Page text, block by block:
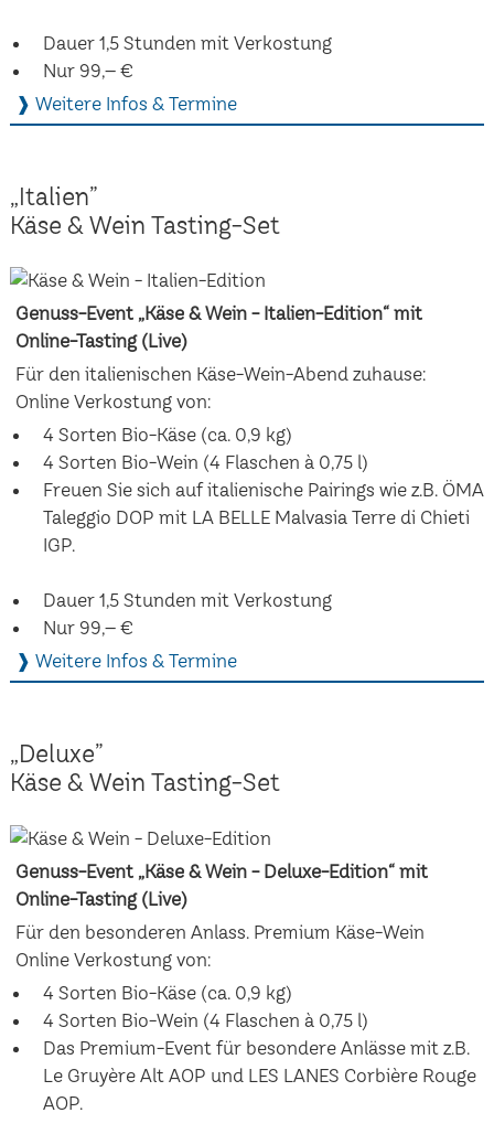
Dauer 1,5 Stunden mit Verkostung
Nur 99,– €
❱ Weitere Infos & Termine
„Italien”
Käse & Wein Tasting-Set
Genuss-Event „Käse & Wein - Italien-Edition“ mit
Online-Tasting (Live)
Für den italienischen Käse-Wein-Abend zuhause:
Online Verkostung von:
4 Sorten Bio-Käse (ca. 0,9 kg)
4 Sorten Bio-Wein (4 Flaschen à 0,75 l)
Freuen Sie sich auf italienische Pairings wie z.B. ÖMA
Taleggio DOP mit LA BELLE Malvasia Terre di Chieti
IGP.
Dauer 1,5 Stunden mit Verkostung
Nur 99,– €
❱ Weitere Infos & Termine
„Deluxe”
Käse & Wein Tasting-Set
Genuss-Event „Käse & Wein - Deluxe-Edition“ mit
Online-Tasting (Live)
Für den besonderen Anlass. Premium Käse-Wein
Online Verkostung von:
4 Sorten Bio-Käse (ca. 0,9 kg)
4 Sorten Bio-Wein (4 Flaschen à 0,75 l)
Das Premium-Event für besondere Anlässe mit z.B.
Le Gruyère Alt AOP und LES LANES Corbière Rouge
AOP.